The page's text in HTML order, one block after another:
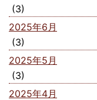
(3)
2025年6月
(3)
2025年5月
(3)
2025年4月